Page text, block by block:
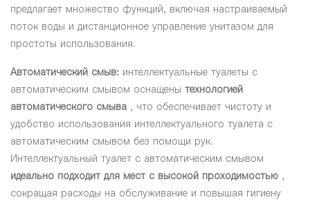
предлагает множество функций, включая настраиваемый
поток воды и дистанционное управление унитазом для
простоты использования.
Автоматический смыв: интеллектуальные туалеты с
автоматическим смывом оснащены технологией
автоматического смыва , что обеспечивает чистоту и
удобство использования интеллектуального туалета с
автоматическим смывом без помощи рук.
Интеллектуальный туалет с автоматическим смывом
идеально подходит для мест с высокой проходимостью ,
сокращая расходы на обслуживание и повышая гигиену